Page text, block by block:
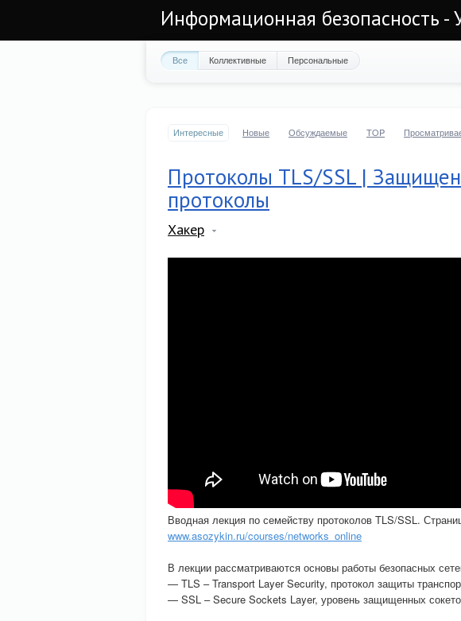
Информационная безопасность -
Все Коллективные Персональные
Интересные Новые Обсуждаемые TOP
Протоколы TLS/SSL |
протоколы
Хакер
Вводная лекция по семейству протоколов TLS/SSL.
www.asozykin.ru/courses/networks_online
В лекции рассматриваются основы работы безопасных
— TLS – Transport Layer Security, протокол защиты
— SSL – Secure Sockets Layer, уровень защищенных